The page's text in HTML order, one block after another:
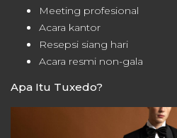
Meeting profesional
Acara kantor
Resepsi siang hari
Acara resmi non-gala
Apa Itu Tuxedo?